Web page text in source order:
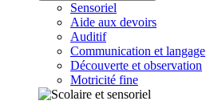
Sensoriel
Aide aux devoirs
Auditif
Communication et langage
Découverte et observation
Motricité fine